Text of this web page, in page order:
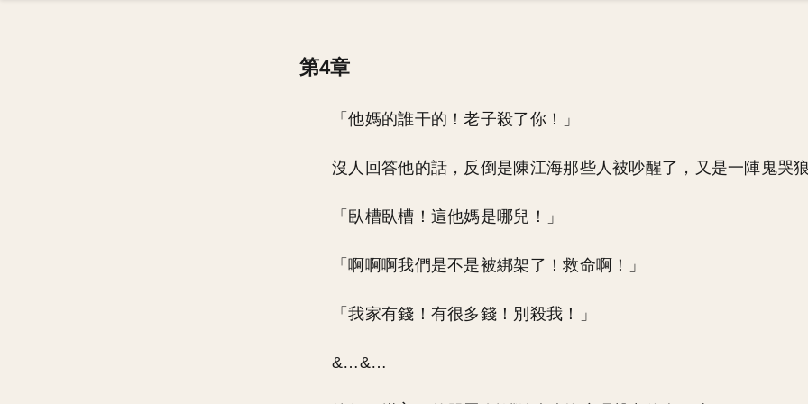
第4章
「他媽的誰干的！老子殺了你！」
沒人回答他的話，反倒是陳江海那些人被吵醒了，又是一陣鬼哭
「臥槽臥槽！這他媽是哪兒！」
「啊啊啊我們是不是被綁架了！救命啊！」
「我家有錢！有很多錢！別殺我！」
&…&…